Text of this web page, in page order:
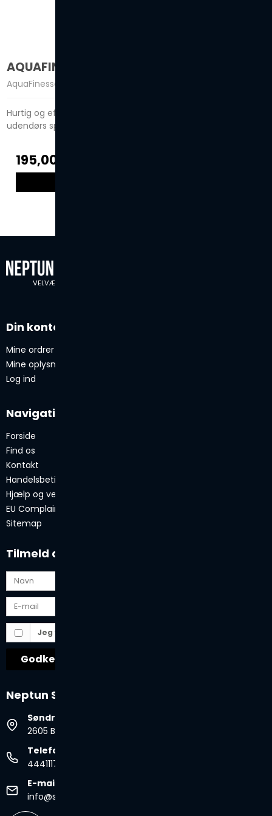
AQUAFINESSE® FILTERCLEANER
AquaFinesse
Hurtig og effektiv rengøring af snavsede filterpatroner i
udendørs spa og pools.
195,00 DKK
VELVÆRE SIDEN 1974
Din konto
Mine ordrer
Mine oplysninger
Log ind
Navigation
Forside
Find os
Kontakt
Handelsbetingelser
Hjælp og vejledning
EU Complaint System ODR
Sitemap
Tilmeld dig vores nyhedsbrev
Jeg vil gerne tilmeldes nyhedsbrevet
Godkend
Neptun Spa & Pool
Søndre Ringvej 35B
2605 Brøndby, Danmark
Telefonnr.
44411177
E-mail
info@spabad.dk